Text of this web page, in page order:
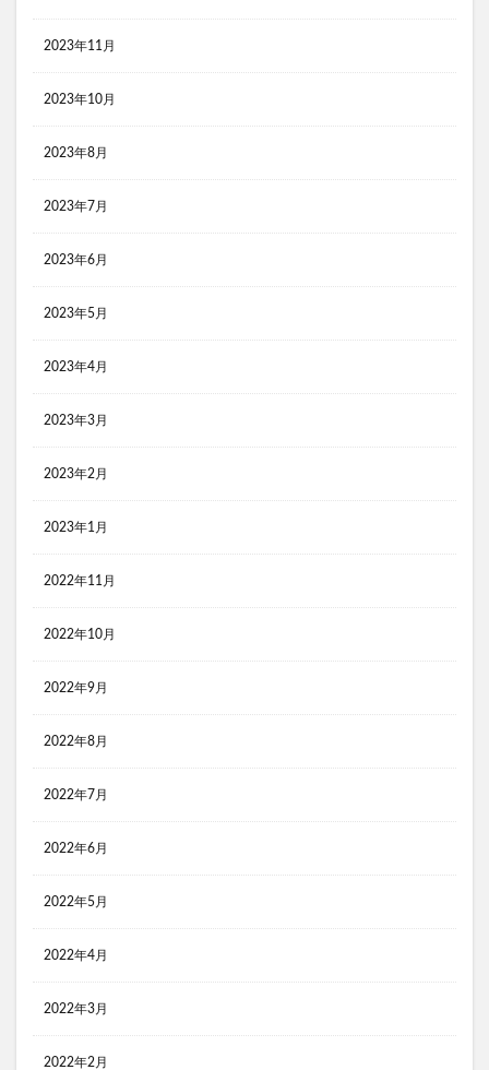
2023年11月
2023年10月
2023年8月
2023年7月
2023年6月
2023年5月
2023年4月
2023年3月
2023年2月
2023年1月
2022年11月
2022年10月
2022年9月
2022年8月
2022年7月
2022年6月
2022年5月
2022年4月
2022年3月
2022年2月